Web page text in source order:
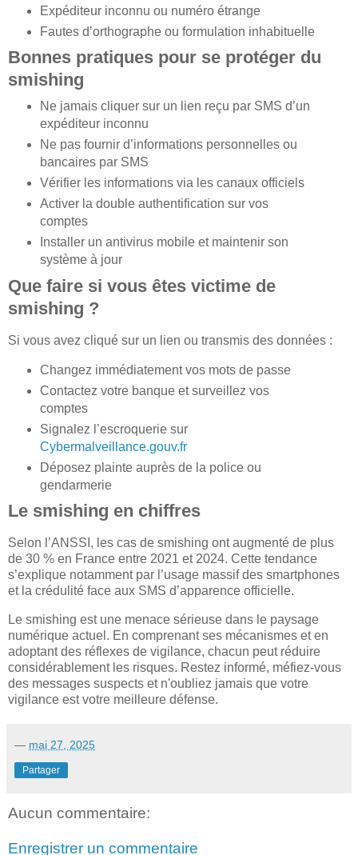
Expéditeur inconnu ou numéro étrange
Fautes d’orthographe ou formulation inhabituelle
Bonnes pratiques pour se protéger du
smishing
Ne jamais cliquer sur un lien reçu par SMS d’un
expéditeur inconnu
Ne pas fournir d’informations personnelles ou
bancaires par SMS
Vérifier les informations via les canaux officiels
Activer la double authentification sur vos
comptes
Installer un antivirus mobile et maintenir son
système à jour
Que faire si vous êtes victime de
smishing ?
Si vous avez cliqué sur un lien ou transmis des données :
Changez immédiatement vos mots de passe
Contactez votre banque et surveillez vos
comptes
Signalez l’escroquerie sur
Cybermalveillance.gouv.fr
Déposez plainte auprès de la police ou
gendarmerie
Le smishing en chiffres
Selon l’ANSSI, les cas de smishing ont augmenté de plus
de 30 % en France entre 2021 et 2024. Cette tendance
s’explique notamment par l’usage massif des smartphones
et la crédulité face aux SMS d’apparence officielle.
Le smishing est une menace sérieuse dans le paysage
numérique actuel. En comprenant ses mécanismes et en
adoptant des réflexes de vigilance, chacun peut réduire
considérablement les risques. Restez informé, méfiez-vous
des messages suspects et n'oubliez jamais que votre
vigilance est votre meilleure défense.
— mai 27, 2025
Partager
Aucun commentaire:
Enregistrer un commentaire